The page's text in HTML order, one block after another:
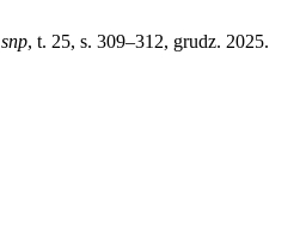
snp, t. 25, s. 309–312, grudz. 2025.